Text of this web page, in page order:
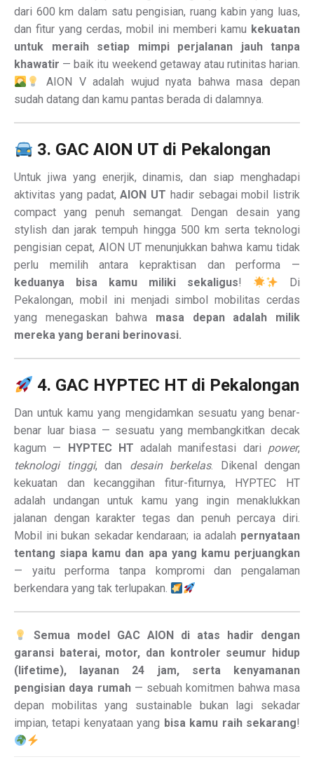
dari 600 km dalam satu pengisian, ruang kabin yang luas,
dan fitur yang cerdas, mobil ini memberi kamu kekuatan
untuk meraih setiap mimpi perjalanan jauh tanpa
khawatir — baik itu weekend getaway atau rutinitas harian.
AION V adalah wujud nyata bahwa masa depan
sudah datang dan kamu pantas berada di dalamnya.
3. GAC AION UT di Pekalongan
Untuk jiwa yang enerjik, dinamis, dan siap menghadapi
aktivitas yang padat,AION UT hadir sebagai mobil listrik
compact yang penuh semangat. Dengan desain yang
stylish dan jarak tempuh hingga 500 km serta teknologi
pengisian cepat, AION UT menunjukkan bahwa kamu tidak
perlu memilih antara kepraktisan dan performa —
keduanya bisa kamu miliki sekaligus!
Di
Pekalongan, mobil ini menjadi simbol mobilitas cerdas
yang menegaskan bahwa masa depan adalah milik
mereka yang berani berinovasi.
4. GAC HYPTEC HT di Pekalongan
Dan untuk kamu yang mengidamkan sesuatu yang benar-
benar luar biasa — sesuatu yang membangkitkan decak
kagum —
HYPTEC HT adalah manifestasi dari power,
teknologi tinggi, dan desain berkelas. Dikenal dengan
kekuatan dan kecanggihan fitur-fiturnya, HYPTEC HT
adalah undangan untuk kamu yang ingin menaklukkan
jalanan dengan karakter tegas dan penuh percaya diri.
Mobil ini bukan sekadar kendaraan; ia adalah pernyataan
tentang siapa kamu dan apa yang kamu perjuangkan
— yaitu performa tanpa kompromi dan pengalaman
berkendara yang tak terlupakan.
Semua model GAC AION di atas hadir dengan
garansi baterai, motor, dan kontroler seumur hidup
(lifetime), layanan 24 jam, serta kenyamanan
pengisian daya rumah— sebuah komitmen bahwa masa
depan mobilitas yang sustainable bukan lagi sekadar
impian, tetapi kenyataan yang bisa kamu raih sekarang!